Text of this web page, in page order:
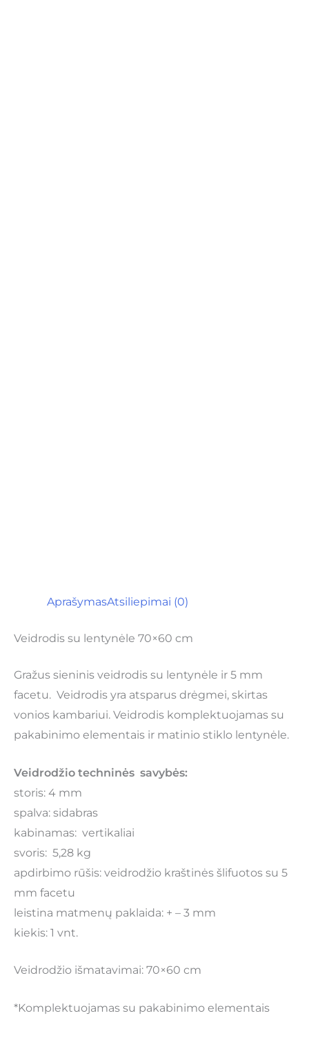
AprašymasAtsiliepimai (0)
Veidrodis su lentynėle 70×60 cm
Gražus sieninis veidrodis su lentynėle ir 5 mm
facetu. Veidrodis yra atsparus drėgmei, skirtas
vonios kambariui. Veidrodis komplektuojamas su
pakabinimo elementais ir matinio stiklo lentynėle.
Veidrodžio techninės savybės:
storis: 4 mm
spalva: sidabras
kabinamas: vertikaliai
svoris: 5,28 kg
apdirbimo rūšis: veidrodžio kraštinės šlifuotos su 5
mm facetu
leistina matmenų paklaida: + – 3 mm
kiekis: 1 vnt.
Veidrodžio išmatavimai: 70×60 cm
*Komplektuojamas su pakabinimo elementais